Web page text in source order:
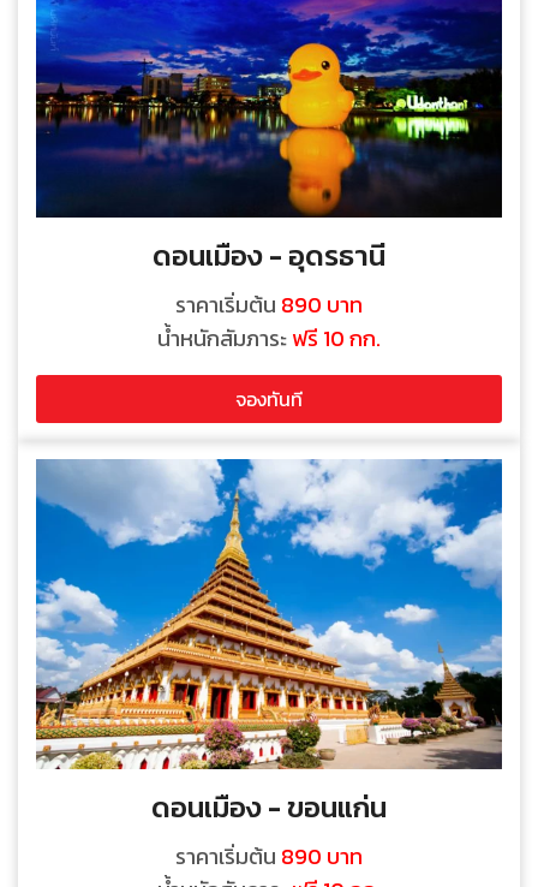
ดอนเมือง - อุดรธานี
ราคาเริ่มต้น 890 บาท
น้ำหนักสัมภาระฟรี 10 กก.
จองทันที
ดอนเมือง - ขอนแก่น
ราคาเริ่มต้น 890 บาท